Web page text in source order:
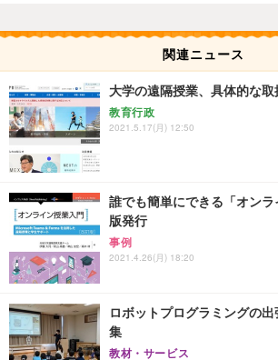
関連ニュース
大学の遠隔授業、具体的な
教育行政
2021.5.17(月) 12:50
誰でも簡単にできる「オン
版発行
事例
2021.4.26(月) 18:20
ロボットプログラミングの
集
教材・サービス